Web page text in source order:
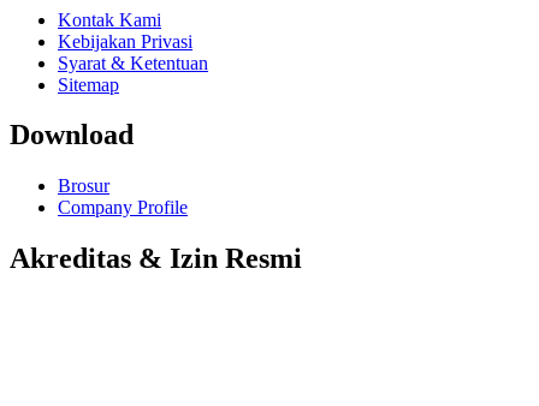
Kontak Kami
Kebijakan Privasi
Syarat & Ketentuan
Sitemap
Download
Brosur
Company Profile
Akreditas & Izin Resmi